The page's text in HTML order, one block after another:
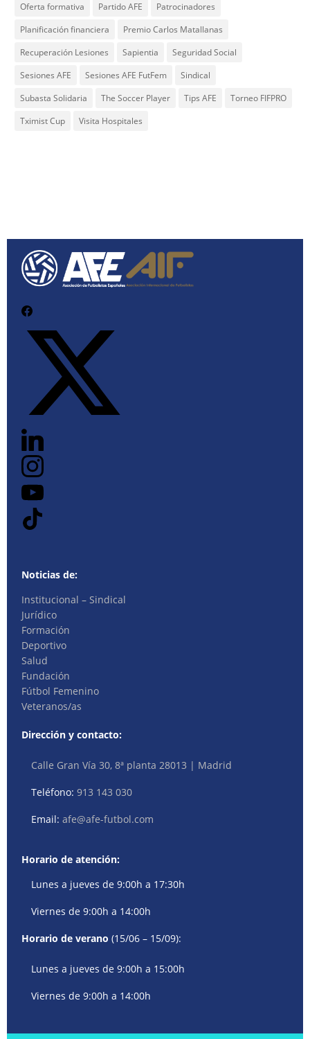
Oferta formativa
Partido AFE
Patrocinadores
Planificación financiera
Premio Carlos Matallanas
Recuperación Lesiones
Sapientia
Seguridad Social
Sesiones AFE
Sesiones AFE FutFem
Sindical
Subasta Solidaria
The Soccer Player Tips AFE
Torneo FIFPRO
Tximist Cup
Visita Hospitales
Noticias de:
Institucional – Sindical
Jurídico
Formación
Deportivo
Salud
Fundación
Fútbol Femenino
Veteranos/as
Dirección y contacto:
Calle Gran Vía 30, 8ª planta 28013 | Madrid
Teléfono:913 143 030
Email:afe@afe-futbol.com
Horario de atención:
Lunes a jueves de 9:00h a 17:30h
Viernes de 9:00h a 14:00h
Horario de verano (15/06 – 15/09):
Lunes a jueves de 9:00h a 15:00h
Viernes de 9:00h a 14:00h